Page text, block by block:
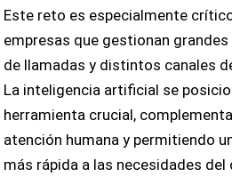
Este reto es especialmente
empresas que gestionan grandes
de llamadas y distintos canales
La inteligencia artificial se
herramienta crucial,
atención humana y permitiendo
más rápida a las necesidades del